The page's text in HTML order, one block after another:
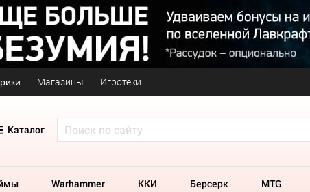
Магазины Игротеки
Каталог
Warhammer ККИ Берсерк MTG